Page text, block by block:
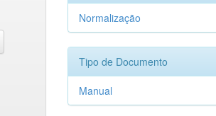
Normalização
Tipo de Documento
Manual